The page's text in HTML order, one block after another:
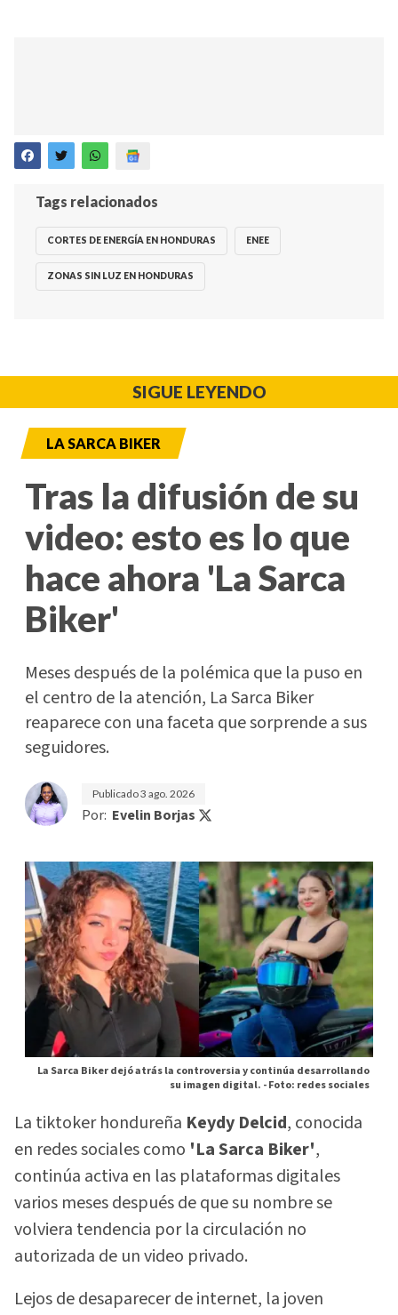
Tags relacionados
CORTES DE ENERGÍA EN HONDURAS ENEE
ZONAS SIN LUZ EN HONDURAS
SIGUE LEYENDO
LA SARCA BIKER
Tras la difusión de su
video: esto es lo que
hace ahora 'La Sarca
Biker'
Meses después de la polémica que la puso en
el centro de la atención, La Sarca Biker
reaparece con una faceta que sorprende a sus
seguidores.
Publicado3 ago. 2026
Por: Evelin Borjas
La Sarca Biker dejó atrás la controversia y continúa desarrollando
su imagen digital. -Foto: redes sociales
La tiktoker hondureña Keydy Delcid, conocida
en redes sociales como 'La Sarca Biker',
continúa activa en las plataformas digitales
varios meses después de que su nombre se
volviera tendencia por la circulación no
autorizada de un video privado.
Lejos de desaparecer de internet, la joven